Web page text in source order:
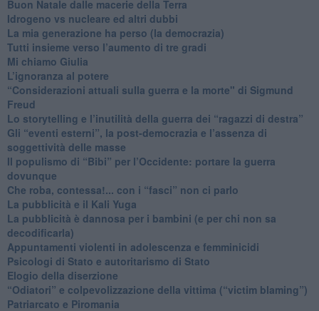
​Buon Natale dalle macerie della Terra
​Idrogeno vs nucleare ed altri dubbi
​La mia generazione ha perso (la democrazia)
​Tutti insieme verso l’aumento di tre gradi
Mi chiamo Giulia
L’ignoranza al potere
​“Considerazioni attuali sulla guerra e la morte" di Sigmund
Freud
​Lo storytelling e l’inutilità della guerra dei “ragazzi di destra”
​Gli “eventi esterni”, la post-democrazia e l’assenza di
soggettività delle masse
​Il populismo di “Bibi” per l’Occidente: portare la guerra
dovunque
​Che roba, contessa!... con i “fasci” non ci parlo
La pubblicità e il Kali Yuga
​La pubblicità è dannosa per i bambini (e per chi non sa
decodificarla)
​Appuntamenti violenti in adolescenza e femminicidi
​Psicologi di Stato e autoritarismo di Stato
Elogio della diserzione
“Odiatori” e colpevolizzazione della vittima (“victim blaming”)
​Patriarcato e Piromania